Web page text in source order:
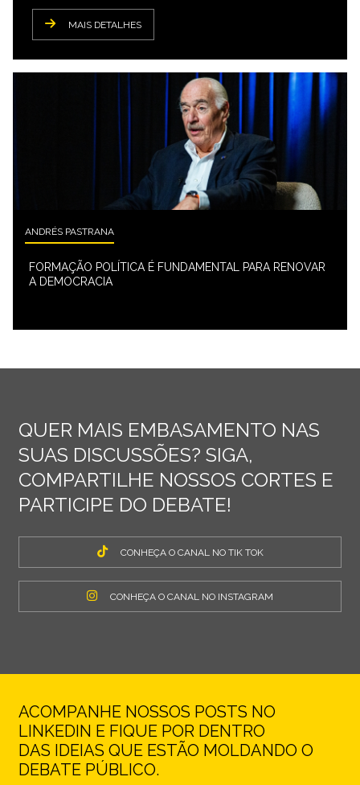
MAIS DETALHES
ANDRÉS PASTRANA
FORMAÇÃO POLÍTICA É FUNDAMENTAL PARA RENOVAR
A DEMOCRACIA
QUER MAIS EMBASAMENTO NAS
SUAS DISCUSSÕES? SIGA,
COMPARTILHE NOSSOS CORTES E
PARTICIPE DO DEBATE!
CONHEÇA O CANAL NO TIK TOK
CONHEÇA O CANAL NO INSTAGRAM
ACOMPANHE NOSSOS POSTS NO
LINKEDIN E FIQUE POR DENTRO
DAS IDEIAS QUE ESTÃO MOLDANDO O
DEBATE PÚBLICO.